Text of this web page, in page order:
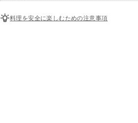
料理を安全に楽しむための注意事項